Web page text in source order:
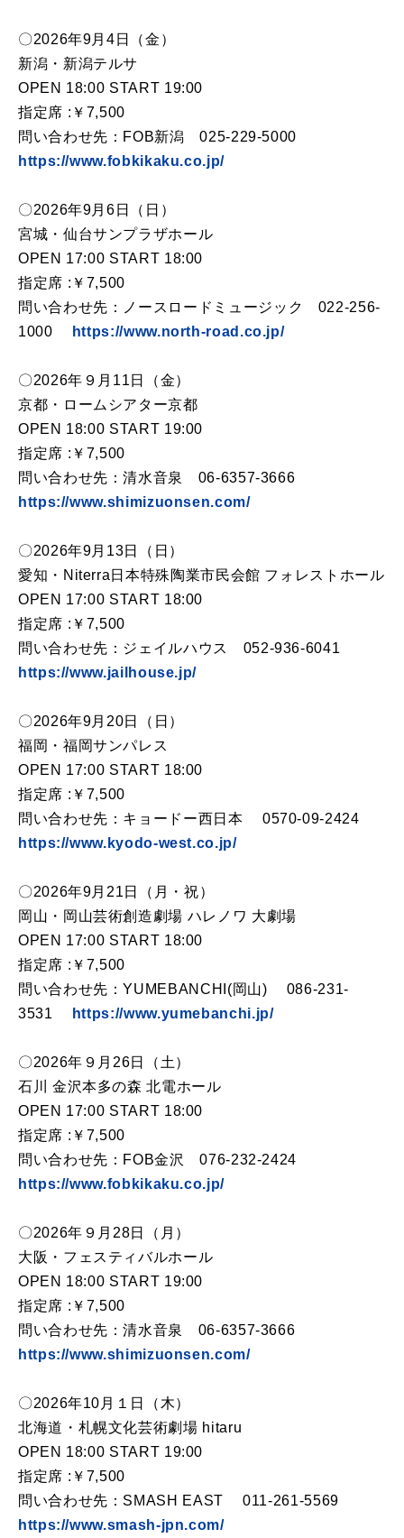
〇2026年9月4日（金）
新潟・新潟テルサ
OPEN 18:00 START 19:00
指定席 :￥7,500
問い合わせ先：FOB新潟 025-229-5000
https://www.fobkikaku.co.jp/
〇2026年9月6日（日）
宮城・仙台サンプラザホール
OPEN 17:00 START 18:00
指定席 :￥7,500
問い合わせ先：ノースロードミュージック 022-256-
1000
https://www.north-road.co.jp/
〇2026年９月11日（金）
京都・ロームシアター京都
OPEN 18:00 START 19:00
指定席 :￥7,500
問い合わせ先：清水音泉 06-6357-3666
https://www.shimizuonsen.com/
〇2026年9月13日（日）
愛知・Niterra日本特殊陶業市民会館 フォレストホール
OPEN 17:00 START 18:00
指定席 :￥7,500
問い合わせ先：ジェイルハウス 052-936-6041
https://www.jailhouse.jp/
〇2026年9月20日（日）
福岡・福岡サンパレス
OPEN 17:00 START 18:00
指定席 :￥7,500
問い合わせ先：キョードー西日本 0570-09-2424
https://www.kyodo-west.co.jp/
〇2026年9月21日（月・祝）
岡山・岡山芸術創造劇場 ハレノワ 大劇場
OPEN 17:00 START 18:00
指定席 :￥7,500
問い合わせ先：YUMEBANCHI(岡山) 086-231-
3531
https://www.yumebanchi.jp/
〇2026年９月26日（土）
石川 金沢本多の森 北電ホール
OPEN 17:00 START 18:00
指定席 :￥7,500
問い合わせ先：FOB金沢 076-232-2424
https://www.fobkikaku.co.jp/
〇2026年９月28日（月）
大阪・フェスティバルホール
OPEN 18:00 START 19:00
指定席 :￥7,500
問い合わせ先：清水音泉 06-6357-3666
https://www.shimizuonsen.com/
〇2026年10月１日（木）
北海道・札幌文化芸術劇場 hitaru
OPEN 18:00 START 19:00
指定席 :￥7,500
問い合わせ先：SMASH EAST 011-261-5569
https://www.smash-jpn.com/